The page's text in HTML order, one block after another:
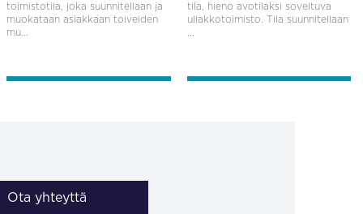
toimistotila, joka suunnitellaan ja
muokataan asiakkaan toiveiden
mu...
tila, hieno avotilaksi soveltuva
ullakkotoimisto. Tila suunnitellaan
Ota yhteyttä